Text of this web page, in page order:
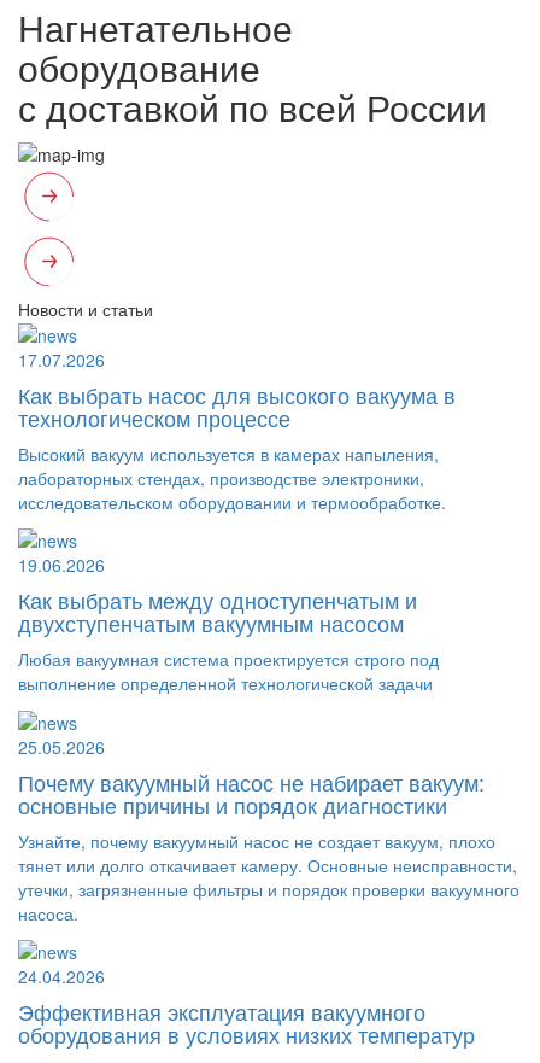
Нагнетательное
оборудование
с доставкой по всей России
Новости и статьи
17.07.2026
Как выбрать насос для высокого вакуума в
технологическом процессе
Высокий вакуум используется в камерах напыления,
лабораторных стендах, производстве электроники,
исследовательском оборудовании и термообработке.
19.06.2026
Как выбрать между одноступенчатым и
двухступенчатым вакуумным насосом
Любая вакуумная система проектируется строго под
выполнение определенной технологической задачи
25.05.2026
Почему вакуумный насос не набирает вакуум:
основные причины и порядок диагностики
Узнайте, почему вакуумный насос не создает вакуум, плохо
тянет или долго откачивает камеру. Основные неисправности,
утечки, загрязненные фильтры и порядок проверки вакуумного
насоса.
24.04.2026
Эффективная эксплуатация вакуумного
оборудования в условиях низких температур